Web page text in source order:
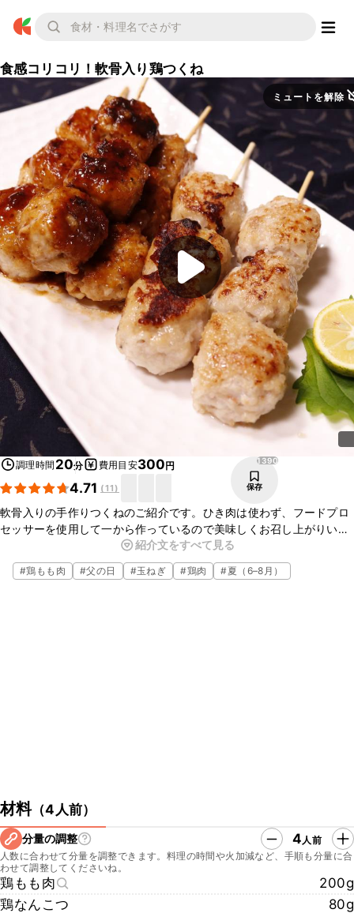
食感コリコリ！軟骨入り鶏つくね
ミュートを解除
調理時間 20分 費用目安300円
4.71 (11)
1390
保存
軟骨入りの手作りつくねのご紹介です。ひき肉は使わず、フードプロ
セッサーを使用して一から作っているので美味しくお召し上がりいた
だけます。軟骨の食感がたまらないはずです。お酒とも美味しくいた
だける一品です。ぜひお試しくださいね。
取り除いた皮は捨てずに活用！「とり皮」で検索を。
紹介文をすべて見る
#鶏もも肉 #父の日 #玉ねぎ #鶏肉 #夏（6–8月）
材料（4人前）
分量の調整 4人前
人数に合わせて分量を調整できます。料理の時間や火加減など、手順も分量に合
わせて調整してくださいね。
鶏もも肉
200g
鶏なんこつ
80g